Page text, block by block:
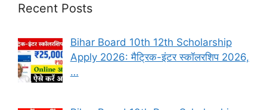
Recent Posts
Bihar Board 10th 12th Scholarship
Apply 2026: मैट्रिक-इंटर स्कॉलरशिप 2026,
…